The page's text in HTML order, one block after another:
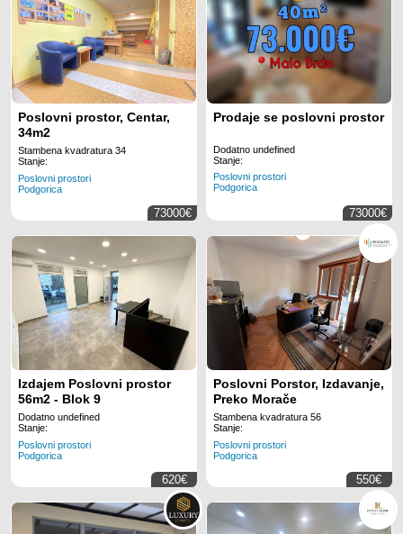
Poslovni prostor, Centar,
34m2
Stambena kvadratura 34
Stanje:
Poslovni prostori
Podgorica
73000€
Prodaje se poslovni prostor
Dodatno undefined
Stanje:
Poslovni prostori
Podgorica
73000€
Izdajem Poslovni prostor
56m2 - Blok 9
Dodatno undefined
Stanje:
Poslovni prostori
Podgorica
620€
Poslovni Porstor, Izdavanje,
Preko Morače
Stambena kvadratura 56
Stanje:
Poslovni prostori
Podgorica
550€